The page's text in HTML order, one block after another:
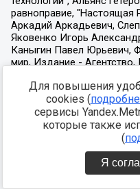
Для повышения
cookies (
сервисы
которые также
(
Я